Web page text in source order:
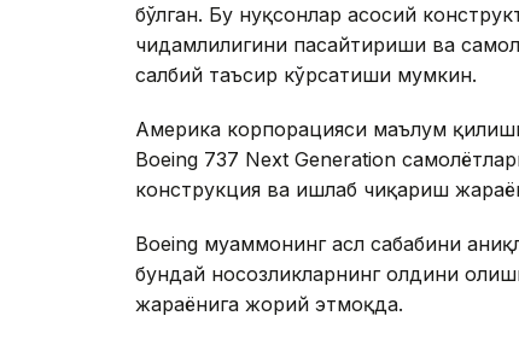
бўлган. Бу нуқсонлар асосий
чидамлилигини пасайтириши ва
салбий таъсир кўрсатиши мумкин.
Америка корпорацияси маълум
Boeing 737 Next Generation
конструкция ва ишлаб чиқариш
Boeing муаммонинг асл сабабини
бундай носозликларнинг олдини
жараёнига жорий этмоқда.